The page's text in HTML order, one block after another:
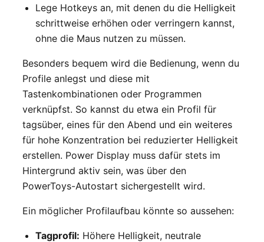
Lege Hotkeys an, mit denen du die Helligkeit
schrittweise erhöhen oder verringern kannst,
ohne die Maus nutzen zu müssen.
Besonders bequem wird die Bedienung, wenn du
Profile anlegst und diese mit
Tastenkombinationen oder Programmen
verknüpfst. So kannst du etwa ein Profil für
tagsüber, eines für den Abend und ein weiteres
für hohe Konzentration bei reduzierter Helligkeit
erstellen. Power Display muss dafür stets im
Hintergrund aktiv sein, was über den
PowerToys-Autostart sichergestellt wird.
Ein möglicher Profilaufbau könnte so aussehen:
Tagprofil: Höhere Helligkeit, neutrale